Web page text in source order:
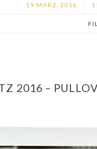
19 MÄRZ, 2016
2016 –